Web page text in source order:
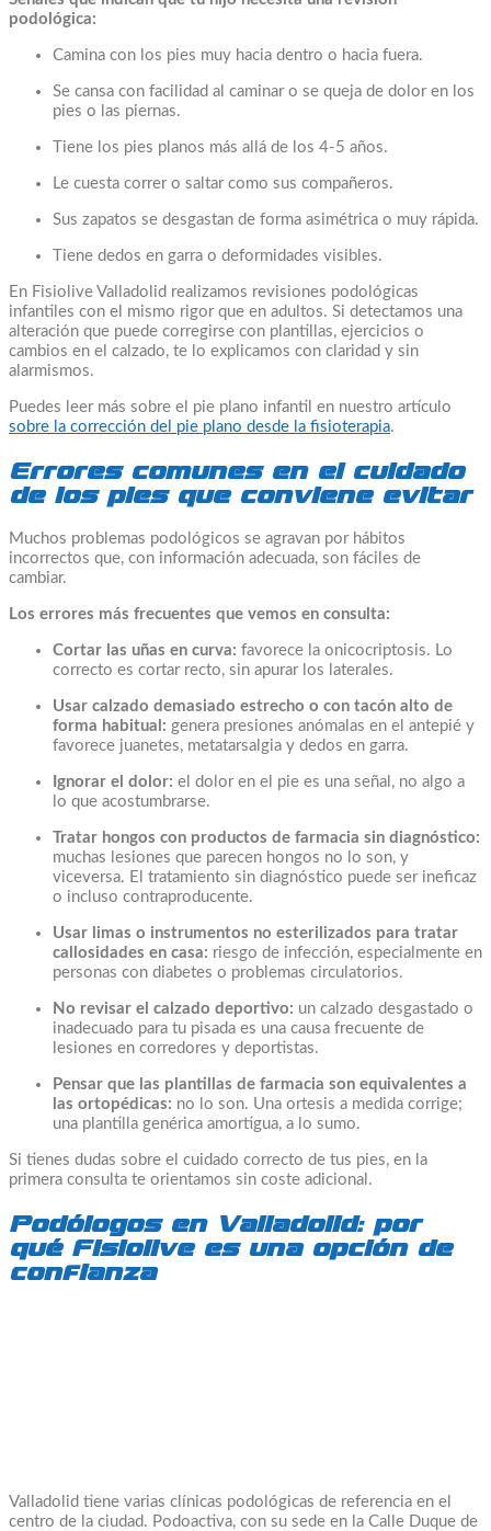
podológica:
Camina con los pies muy hacia dentro o hacia fuera.
Se cansa con facilidad al caminar o se queja de dolor en los
pies o las piernas.
Tiene los pies planos más allá de los 4-5 años.
Le cuesta correr o saltar como sus compañeros.
Sus zapatos se desgastan de forma asimétrica o muy rápida.
Tiene dedos en garra o deformidades visibles.
En Fisiolive Valladolid realizamos revisiones podológicas
infantiles con el mismo rigor que en adultos. Si detectamos una
alteración que puede corregirse con plantillas, ejercicios o
cambios en el calzado, te lo explicamos con claridad y sin
alarmismos.
Puedes leer más sobre el pie plano infantil en nuestro artículo
sobre la corrección del pie plano desde la fisioterapia.
Errores comunes en el cuidado
de los pies que conviene evitar
Muchos problemas podológicos se agravan por hábitos
incorrectos que, con información adecuada, son fáciles de
cambiar.
Los errores más frecuentes que vemos en consulta:
Cortar las uñas en curva: favorece la onicocriptosis. Lo
correcto es cortar recto, sin apurar los laterales.
Usar calzado demasiado estrecho o con tacón alto de
forma habitual: genera presiones anómalas en el antepié y
favorece juanetes, metatarsalgia y dedos en garra.
Ignorar el dolor: el dolor en el pie es una señal, no algo a
lo que acostumbrarse.
Tratar hongos con productos de farmacia sin diagnóstico:
muchas lesiones que parecen hongos no lo son, y
viceversa. El tratamiento sin diagnóstico puede ser ineficaz
o incluso contraproducente.
Usar limas o instrumentos no esterilizados para tratar
callosidades en casa: riesgo de infección, especialmente en
personas con diabetes o problemas circulatorios.
No revisar el calzado deportivo: un calzado desgastado o
inadecuado para tu pisada es una causa frecuente de
lesiones en corredores y deportistas.
Pensar que las plantillas de farmacia son equivalentes a
las ortopédicas: no lo son. Una ortesis a medida corrige;
una plantilla genérica amortigua, a lo sumo.
Si tienes dudas sobre el cuidado correcto de tus pies, en la
primera consulta te orientamos sin coste adicional.
Podólogos en Valladolid: por
qué Fisiolive es una opción de
confianza
Valladolid tiene varias clínicas podológicas de referencia en el
centro de la ciudad. Podoactiva, con su sede en la Calle Duque de